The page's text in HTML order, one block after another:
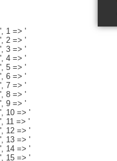
', 1 => '
', 2 => '
', 3 => '
', 4 => '
', 5 => '
', 6 => '
', 7 => '
', 8 => '
', 9 => '
', 10 => '
', 11 => '
', 12 => '
', 13 => '
', 14 => '
', 15 => '